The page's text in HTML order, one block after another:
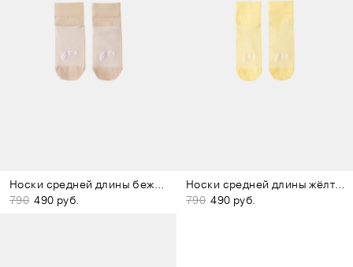
Носки средней длины бежевые
790 490 руб.
Носки средней длины жёлтые
790 490 руб.